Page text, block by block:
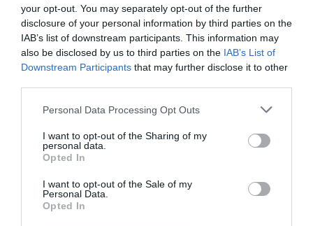
your opt-out. You may separately opt-out of the further
disclosure of your personal information by third parties on the
IAB’s list of downstream participants. This information may
also be disclosed by us to third parties on the IAB’s List of
Downstream Participants that may further disclose it to other
Personal Data Processing Opt Outs
I want to opt-out of the Sharing of my
personal data.
Opted In
I want to opt-out of the Sale of my
Personal Data.
Opted In